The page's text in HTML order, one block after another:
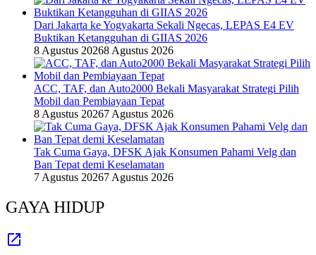
Dari Jakarta ke Yogyakarta Sekali Ngecas, LEPAS E4 EV
Buktikan Ketangguhan di GIIAS 2026
8 Agustus 20268 Agustus 2026
ACC, TAF, dan Auto2000 Bekali Masyarakat Strategi Pilih
Mobil dan Pembiayaan Tepat
8 Agustus 20267 Agustus 2026
Tak Cuma Gaya, DFSK Ajak Konsumen Pahami Velg dan
Ban Tepat demi Keselamatan
7 Agustus 20267 Agustus 2026
GAYA HIDUP